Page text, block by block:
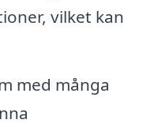
vilket kan
med många